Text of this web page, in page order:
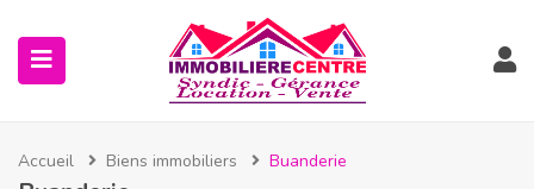
Accueil Biens immobiliers Buanderie